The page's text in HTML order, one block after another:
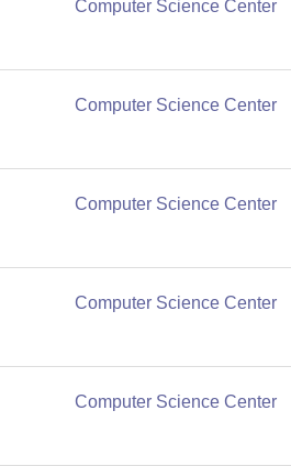
Computer Science Center
Computer Science Center
Computer Science Center
Computer Science Center
Computer Science Center